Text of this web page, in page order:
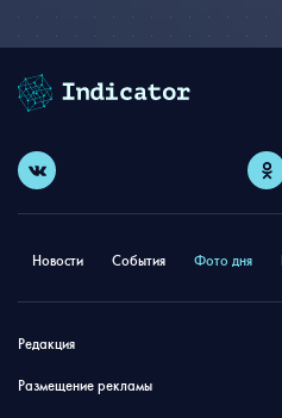
Новости События Фото дня
Редакция
Размещение рекламы